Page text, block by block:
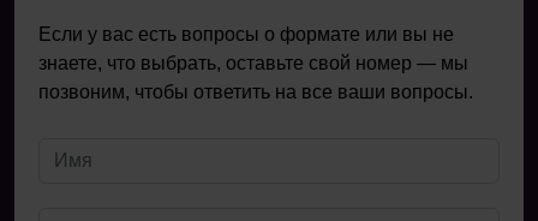
Если у вас есть вопросы о формате или вы не
знаете, что выбрать, оставьте свой номер — мы
позвоним, чтобы ответить на все ваши вопросы.